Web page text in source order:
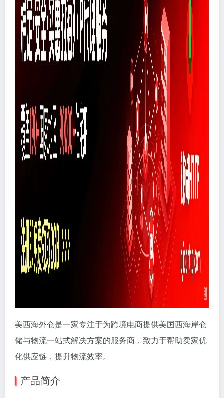
美西海外仓是一家专注于为跨境电商提供美国西海岸仓
储与物流一站式解决方案的服务商，致力于帮助卖家优
化供应链，提升物流效率。
产品简介